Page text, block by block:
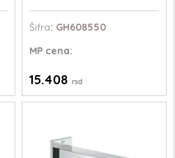
Šifra: GH608550
MPcena:
15.408 rsd